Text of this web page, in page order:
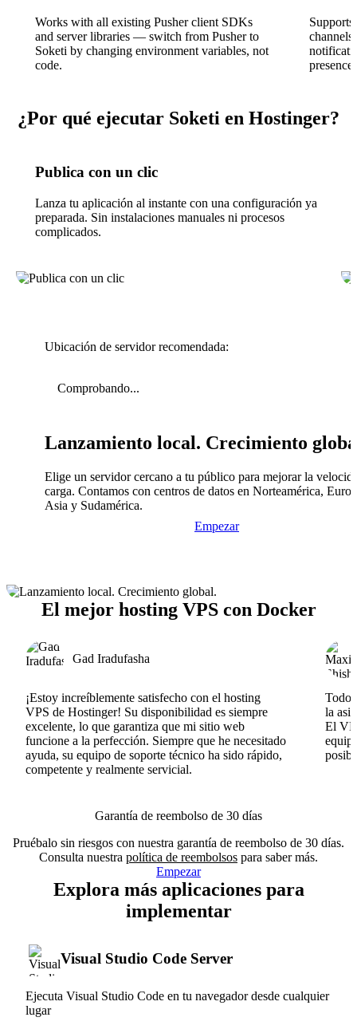
Works with all existing Pusher client SDKs
and server libraries — switch from Pusher to
Soketi by changing environment variables, not
code.
¿Por qué ejecutar Soketi en Hostinger?
Publica con un clic
Lanza tu aplicación al instante con una configuración ya
preparada. Sin instalaciones manuales ni procesos
complicados.
Ubicación de servidor recomendada:
Comprobando...
Lanzamiento local. Crecimiento
Elige un servidor cercano a tu público para mejorar la
carga. Contamos con centros de datos en Norteamérica,
Asia y Sudamérica.
Empezar
El mejor hosting VPS con Docker
Gad Iradufasha
¡Estoy increíblemente satisfecho con el hosting
VPS de Hostinger! Su disponibilidad es siempre
excelente, lo que garantiza que mi sitio web
funcione a la perfección. Siempre que he necesitado
ayuda, su equipo de soporte técnico ha sido rápido,
competente y realmente servicial.
Todo
la
El
Garantía de reembolso de 30 días
Pruébalo sin riesgos con nuestra garantía de reembolso de 30 días.
Consulta nuestra política de reembolsos para saber más.
Empezar
Explora más aplicaciones para
implementar
Visual Studio Code Server
Ejecuta Visual Studio Code en tu navegador desde cualquier
lugar